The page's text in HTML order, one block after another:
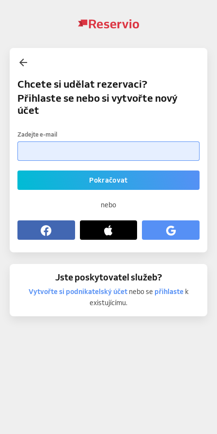
Chcete si udělat rezervaci?
Přihlaste se nebo si vytvořte nový
účet
Zadejte e-mail
Pokračovat
nebo
Jste poskytovatel služeb?
Vytvořte si podnikatelský účetnebo se přihlastek
existujícímu.